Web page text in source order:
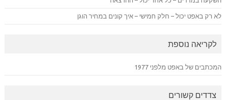
לא רק באפט יכול – חלק חמישי – איך קונים במחיר הוגן
לקריאה נוספת
המכתבים של באפט מלפני 1977
צדדים קשורים